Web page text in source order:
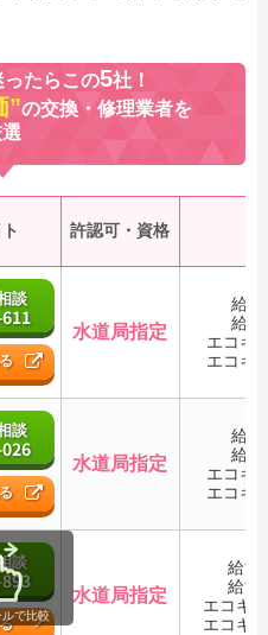
ったらこの5社！
”の交換・修理業者を
許認可・資格
談
水道局指定
給
給
エコキ
エコキ
談
水道局指定
給
給
エコキ
エコキ
談
水道局指定
給湯
給湯
エコキ
エコキ
で比較